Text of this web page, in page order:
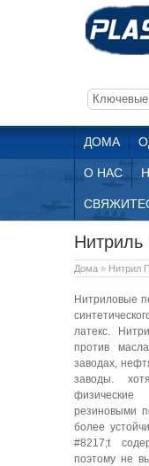
ДОМА
О НАС
Нитриль
Дома » Нитрил
Нитриловые
латекс.
против
заводах,
заводы.
резиновыми
более
#8217;t
поэтому не